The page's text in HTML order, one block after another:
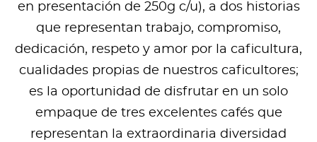
en presentación de 250g c/u), a dos historias
que representan trabajo, compromiso,
dedicación, respeto y amor por la caficultura,
cualidades propias de nuestros caficultores;
es la oportunidad de disfrutar en un solo
empaque de tres excelentes cafés que
representan la extraordinaria diversidad